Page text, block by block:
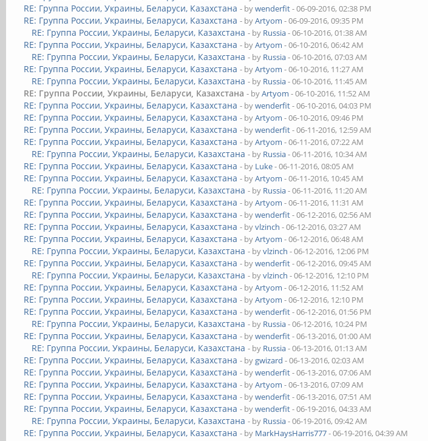
RE: Группа России, Украины, Беларуси, Казахстана - bywenderfit- 06-09-2016, 02:38 PM
RE: Группа России, Украины, Беларуси, Казахстана - byArtyom - 06-09-2016, 09:35 PM
RE: Группа России, Украины, Беларуси, Казахстана - by Russia- 06-10-2016, 01:38 AM
RE: Группа России, Украины, Беларуси, Казахстана - byArtyom - 06-10-2016, 06:42 AM
RE: Группа России, Украины, Беларуси, Казахстана - by Russia- 06-10-2016, 07:03 AM
RE: Группа России, Украины, Беларуси, Казахстана - byArtyom - 06-10-2016, 11:27 AM
RE: Группа России, Украины, Беларуси, Казахстана - by Russia- 06-10-2016, 11:45 AM
RE: Группа России, Украины, Беларуси, Казахстана - byArtyom - 06-10-2016, 11:52 AM
RE: Группа России, Украины, Беларуси, Казахстана - bywenderfit- 06-10-2016, 04:03 PM
RE: Группа России, Украины, Беларуси, Казахстана - byArtyom - 06-10-2016, 09:46 PM
RE: Группа России, Украины, Беларуси, Казахстана - bywenderfit- 06-11-2016, 12:59 AM
RE: Группа России, Украины, Беларуси, Казахстана - byArtyom - 06-11-2016, 07:22 AM
RE: Группа России, Украины, Беларуси, Казахстана - by Russia- 06-11-2016, 10:34 AM
RE: Группа России, Украины, Беларуси, Казахстана - by Luke- 06-11-2016, 08:05 AM
RE: Группа России, Украины, Беларуси, Казахстана - byArtyom - 06-11-2016, 10:45 AM
RE: Группа России, Украины, Беларуси, Казахстана - by Russia- 06-11-2016, 11:20 AM
RE: Группа России, Украины, Беларуси, Казахстана - byArtyom - 06-11-2016, 11:31 AM
RE: Группа России, Украины, Беларуси, Казахстана - bywenderfit- 06-12-2016, 02:56 AM
RE: Группа России, Украины, Беларуси, Казахстана - byvlzinch - 06-12-2016, 03:27 AM
RE: Группа России, Украины, Беларуси, Казахстана - byArtyom - 06-12-2016, 06:48 AM
RE: Группа России, Украины, Беларуси, Казахстана - byvlzinch - 06-12-2016, 12:06 PM
RE: Группа России, Украины, Беларуси, Казахстана - bywenderfit- 06-12-2016, 09:45 AM
RE: Группа России, Украины, Беларуси, Казахстана - byvlzinch - 06-12-2016, 12:10 PM
RE: Группа России, Украины, Беларуси, Казахстана - byArtyom - 06-12-2016, 11:52 AM
RE: Группа России, Украины, Беларуси, Казахстана - byArtyom - 06-12-2016, 12:10 PM
RE: Группа России, Украины, Беларуси, Казахстана - bywenderfit- 06-12-2016, 01:56 PM
RE: Группа России, Украины, Беларуси, Казахстана - by Russia- 06-12-2016, 10:24 PM
RE: Группа России, Украины, Беларуси, Казахстана - bywenderfit- 06-13-2016, 01:00 AM
RE: Группа России, Украины, Беларуси, Казахстана - by Russia- 06-13-2016, 01:13 AM
RE: Группа России, Украины, Беларуси, Казахстана - bygwizard - 06-13-2016, 02:03 AM
RE: Группа России, Украины, Беларуси, Казахстана - bywenderfit- 06-13-2016, 07:06 AM
RE: Группа России, Украины, Беларуси, Казахстана - byArtyom - 06-13-2016, 07:09 AM
RE: Группа России, Украины, Беларуси, Казахстана - bywenderfit- 06-13-2016, 07:51 AM
RE: Группа России, Украины, Беларуси, Казахстана - bywenderfit- 06-19-2016, 04:33 AM
RE: Группа России, Украины, Беларуси, Казахстана - by Russia- 06-19-2016, 09:42 AM
RE: Группа России, Украины, Беларуси, Казахстана - by MarkHaysHarris777- 06-19-2016, 04:39 AM